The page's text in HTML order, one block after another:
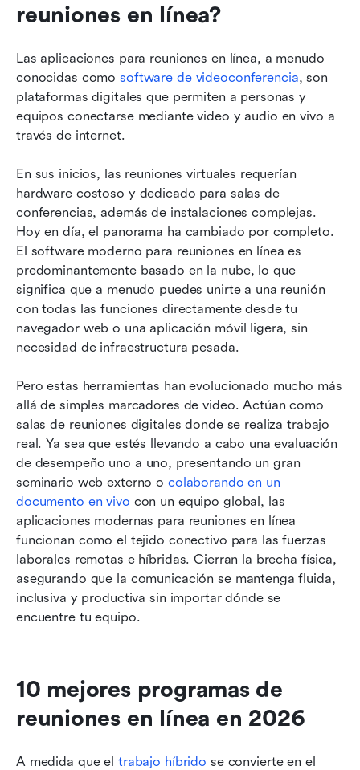
reuniones en línea?
Las aplicaciones para reuniones en línea, a menudo
conocidas como software de videoconferencia, son
plataformas digitales que permiten a personas y
equipos conectarse mediante video y audio en vivo a
través de internet.
En sus inicios, las reuniones virtuales requerían
hardware costoso y dedicado para salas de
conferencias, además de instalaciones complejas.
Hoy en día, el panorama ha cambiado por completo.
El software moderno para reuniones en línea es
predominantemente basado en la nube, lo que
significa que a menudo puedes unirte a una reunión
con todas las funciones directamente desde tu
navegador web o una aplicación móvil ligera, sin
necesidad de infraestructura pesada.
Pero estas herramientas han evolucionado mucho más
allá de simples marcadores de video. Actúan como
salas de reuniones digitales donde se realiza trabajo
real. Ya sea que estés llevando a cabo una evaluación
de desempeño uno a uno, presentando un gran
seminario web externo o colaborando en un
documento en vivo con un equipo global, las
aplicaciones modernas para reuniones en línea
funcionan como el tejido conectivo para las fuerzas
laborales remotas e híbridas. Cierran la brecha física,
asegurando que la comunicación se mantenga fluida,
inclusiva y productiva sin importar dónde se
encuentre tu equipo.
10 mejores programas de
reuniones en línea en 2026
A medida que el trabajo híbrido se convierte en el